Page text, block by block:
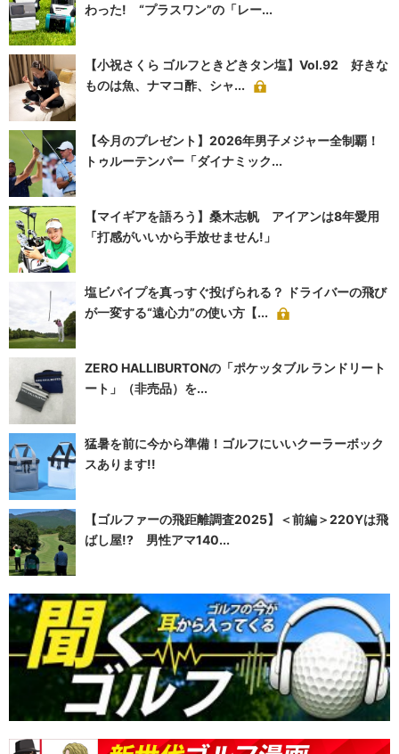
わった! “プラスワン”の「レー...
【小祝さくら ゴルフときどきタン塩】Vol.92 好きな
ものは魚、ナマコ酢、シャ...
【今月のプレゼント】2026年男子メジャー全制覇！
トゥルーテンパー「ダイナミック...
【マイギアを語ろう】桑木志帆 アイアンは8年愛用
「打感がいいから手放せません!」
塩ビパイプを真っすぐ投げられる？ ドライバーの飛び
が一変する“遠心力”の使い方【...
ZERO HALLIBURTONの「ポケッタブル ランドリート
ート」（非売品）を...
猛暑を前に今から準備！ゴルフにいいクーラーボック
スあります!!
【ゴルファーの飛距離調査2025】＜前編＞220Yは飛
ばし屋!? 男性アマ140...